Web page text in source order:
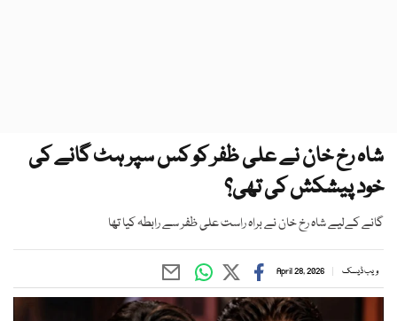
شاہ رخ خان نے علی ظفر کو کس سپر ہٹ گانے کی
خود پیشکش کی تھی؟
گانے کےلیے شاہ رخ خان نے براہ راست علی ظفر سے رابطہ کیا تھا
ویب ڈیسک April 28, 2026